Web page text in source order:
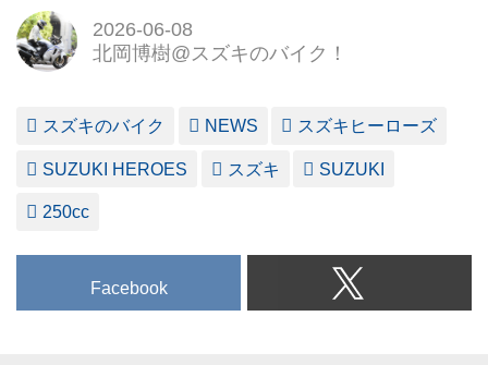
2026-06-08
北岡博樹@スズキのバイク！
スズキのバイク NEWS スズキヒーローズ
SUZUKI HEROES スズキ SUZUKI
250cc
Facebook